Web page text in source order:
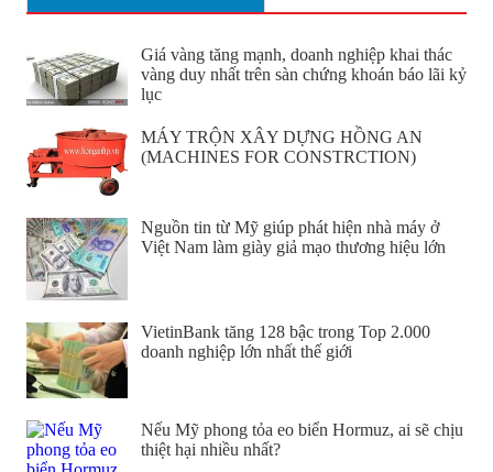
Giá vàng tăng mạnh, doanh nghiệp khai thác
vàng duy nhất trên sàn chứng khoán báo lãi kỷ
lục
MÁY TRỘN XÂY DỰNG HỒNG AN
(MACHINES FOR CONSTRCTION)
Nguồn tin từ Mỹ giúp phát hiện nhà máy ở
Việt Nam làm giày giả mạo thương hiệu lớn
VietinBank tăng 128 bậc trong Top 2.000
doanh nghiệp lớn nhất thế giới
Nếu Mỹ phong tỏa eo biển Hormuz, ai sẽ chịu
thiệt hại nhiều nhất?